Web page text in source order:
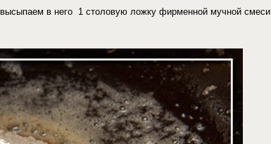
в него 1 столовую ложку фирменной мучной смеси